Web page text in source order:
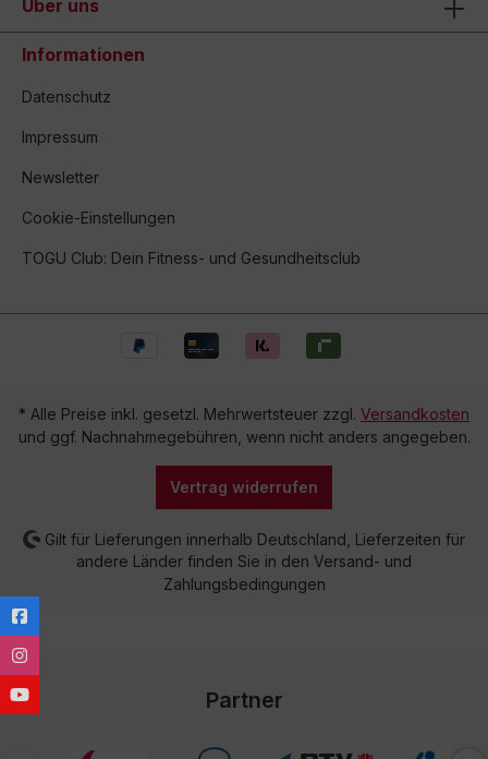
Über uns
Informationen
Datenschutz
Impressum
Newsletter
Cookie-Einstellungen
TOGU Club: Dein Fitness- und Gesundheitsclub
* Alle Preise inkl. gesetzl. Mehrwertsteuer zzgl. Versandkosten
und ggf. Nachnahmegebühren, wenn nicht anders angegeben.
Vertrag widerrufen
Gilt für Lieferungen innerhalb Deutschland, Lieferzeiten für
andere Länder finden Sie in den Versand- und
Zahlungsbedingungen
Partner